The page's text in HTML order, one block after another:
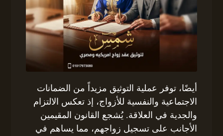
أيضًا، توفر عملية التوثيق مزيداً من الضمانات
الاجتماعية والنفسية للأزواج، إذ تعكس الالتزام
والجدية في العلاقة. يُشجع القانون المقيمين
الأجانب على تسجيل زواجهم، مما يساهم في